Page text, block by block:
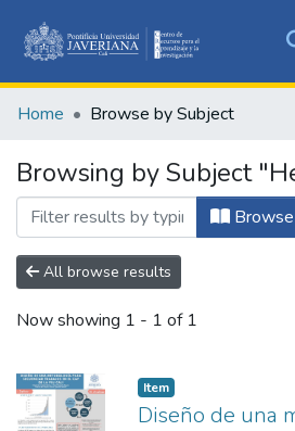
&
All of
Home Browse by Subject
Browsing by Subject
Browse
All browse results
Now showing 1 - 1 of 1
Item
Diseño de una